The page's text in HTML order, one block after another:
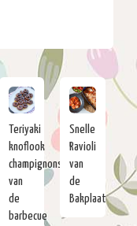
Teriyaki
knoflook
champignons
van
de
barbecue
Snelle
Ravioli
van
de
Bakplaat